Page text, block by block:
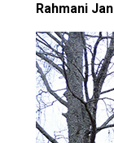
Rahmani Jan